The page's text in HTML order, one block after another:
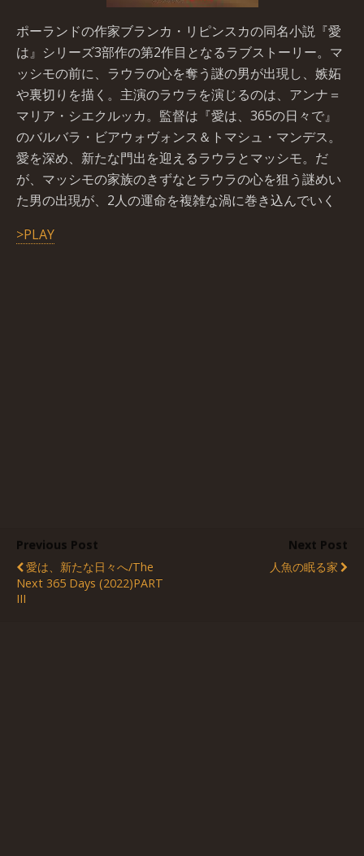
ポーランドの作家ブランカ・リピンスカの同名小説『愛
は』シリーズ3部作の第2作目となるラブストーリー。マ
ッシモの前に、ラウラの心を奪う謎の男が出現し、嫉妬
や裏切りを描く。主演のラウラを演じるのは、アンナ＝
マリア・シエクルッカ。監督は『愛は、365の日々で』
のバルバラ・ビアウォヴォンス＆トマシュ・マンデス。
愛を深め、新たな門出を迎えるラウラとマッシモ。だ
が、マッシモの家族のきずなとラウラの心を狙う謎めい
た男の出現が、2人の運命を複雑な渦に巻き込んでいく
>PLAY
Previous Post
愛は、新たな日々へ/The
Next 365 Days (2022)PART
III
Next Post
人魚の眠る家